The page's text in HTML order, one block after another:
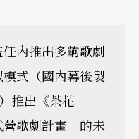
內推出多齣歌劇
模式（國內幕後製
推出《茶花
歌劇計畫」的未